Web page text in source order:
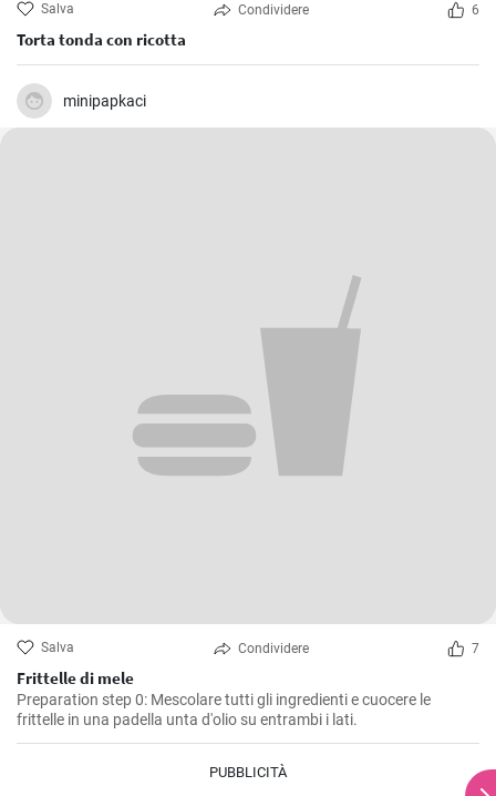
Salva Condividere 6
Torta tonda con ricotta
minipapkaci
Salva Condividere 7
Frittelle di mele
Preparation step 0: Mescolare tutti gli ingredienti e cuocere le
frittelle in una padella unta d'olio su entrambi i lati.
PUBBLICITÀ